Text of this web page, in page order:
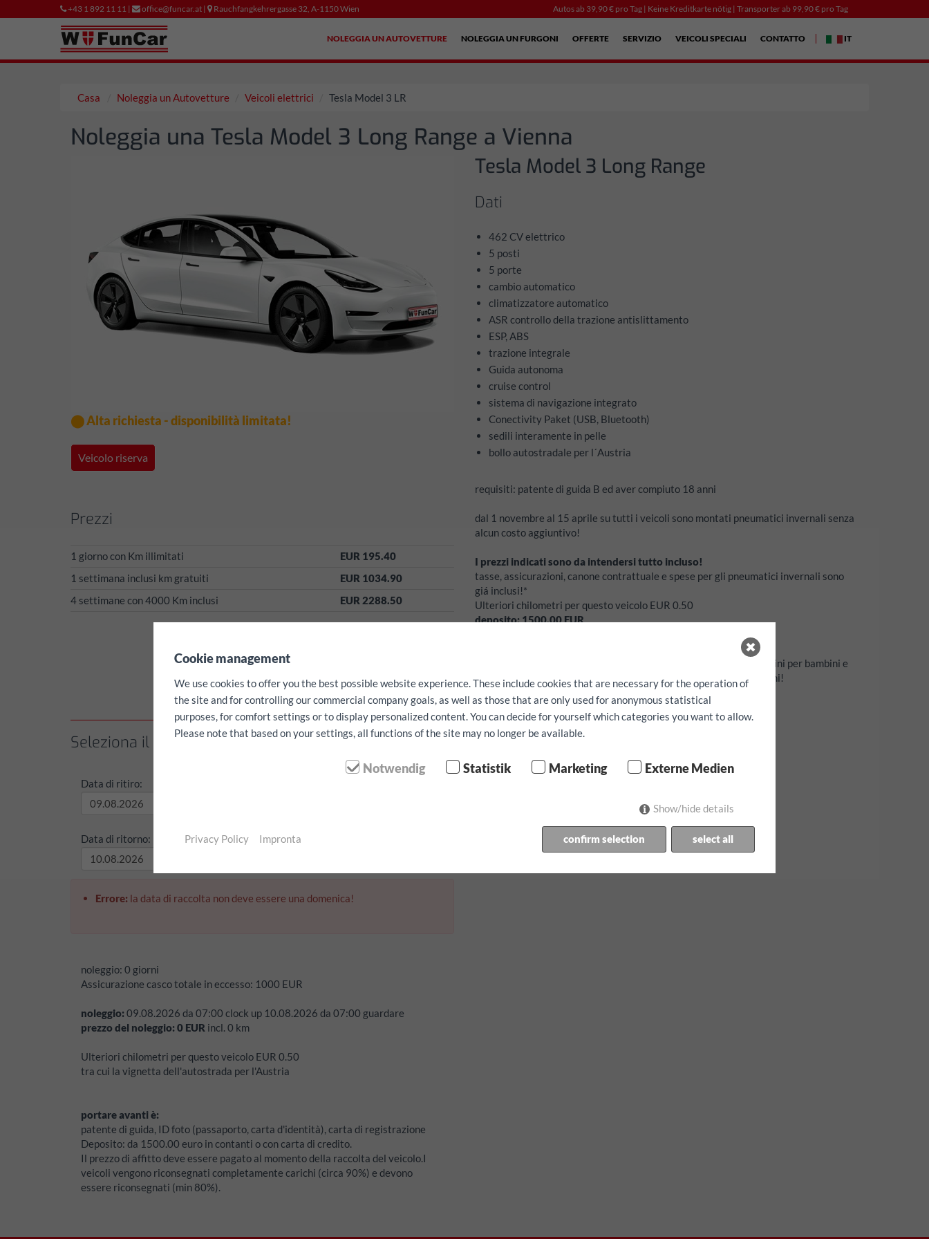
+43 1 892 11 11 | office@funcar.at | Rauchfangkehrergasse 32, A-1150 Wien Autos ab 39,90 € pro Tag | Keine Kreditkarte nötig | Transporter ab 99,90 € pro Tag
NOLEGGIA UN AUTOVETTURE NOLEGGIA UN FURGONI OFFERTE SERVIZIO VEICOLI SPECIALI CONTATTO IT
Casa Noleggia un Autovetture Veicoli elettrici Tesla Model 3 LR
Noleggia una Tesla Model 3 Long Range a Vienna
⬤ Alta richiesta - disponibilità limitata!
Veicolo riserva
Tesla Model 3 Long Range
Dati
462 CV elettrico
5 posti
5 porte
cambio automatico
climatizzatore automatico
ASR controllo della trazione antislittamento
ESP, ABS
trazione integrale
Guida autonoma
cruise control
sistema di navigazione integrato
Conectivity Paket (USB, Bluetooth)
sedili interamente in pelle
bollo autostradale per l´Austria
requisiti: patente di guida B ed aver compiuto 18 anni
Prezzi
1 giorno con Km illimitati
EUR 195.40
1 settimana inclusi km gratuiti
EUR 1034.90
4 settimane con 4000 Km inclusi
EUR 2288.50
dal 1 novembre al 15 aprile su tutti i veicoli sono montati pneumatici invernali senza
alcun costo aggiuntivo!
I prezzi indicati sono da intendersi tutto incluso!
tasse, assicurazioni, canone contrattuale e spese per gli pneumatici invernali sono
giá inclusi!*
Ulteriori chilometri per questo veicolo EUR 0.50
deposito: 1500.00 EUR
Non è possibile garantire la disponibilità di seggiolini per bambini e
stazioni di ricarica rapida mobili universali con tutte le spine comuni!
Seleziona il periodo di noleggio / chilometro
Data di ritiro:
Data di ritorno: Tempo di ritorno:
Errore: la data di raccolta non deve essere una domenica!
noleggio: 0 giorni
Assicurazione casco totale in eccesso: 1000 EUR
noleggio:09.08.2026 da 07:00 clock up 10.08.2026 da 07:00 guardare
prezzo del noleggio:0 EUR incl. 0 km
Ulteriori chilometri per questo veicolo EUR 0.50
tra cui la vignetta dell'autostrada per l'Austria
portare avanti è:
patente di guida, ID foto (passaporto, carta d'identità), carta di registrazione
Deposito: da 1500.00 euro in contanti o con carta di credito.
Il prezzo di affitto deve essere pagato al momento della raccolta del veicolo.I
veicoli vengono riconsegnati completamente carichi (circa 90%) e devono
essere riconsegnati (min 80%).
Cookie management
We use cookies to offer you the best possible website experience. These include cookies that are necessary for the operation of
the site and for controlling our commercial company goals, as well as those that are only used for anonymous statistical
purposes, for comfort settings or to display personalized content. You can decide for yourself which categories you want to allow.
Please note that based on your settings, all functions of the site may no longer be available.
Notwendig Statistik Marketing Externe Medien
Show/hide details
confirm selection select all
Privacy Policy Impronta